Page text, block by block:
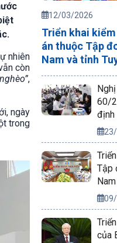
nhiên
còn
,
ngày
trong
12/03/2026
Triển khai
án thuộc Tập
Nam và tỉnh
60/
định
Tập
của